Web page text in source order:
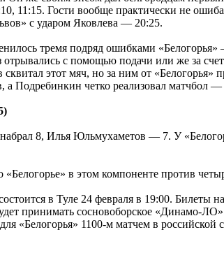
11:15. Гости вообще практически не
с ударом Яковлева — 20:25.
тремя подряд ошибками
с помощью подачи или же за
этот мяч, но за ним от
Подребинкин четко реализовал матчбол —
8, Илья Юльмухаметов — 7. У
в этом компоненте против
в Туле 24 февраля в 19:00. Билеты
принимать сосновоборское «Динамо-
«Белогорья» 1100-м матчем в российской